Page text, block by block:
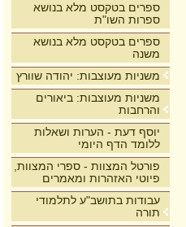
ספרים בטקסט מלא בנושא
ספרות השו"ת
ספרים בטקסט מלא בנושא
משנה
משניות מעוצבות: יהודה שוורץ
משניות מעוצבות: ביאורים
והרחבות
יוסף דעת - הערות ושאלות
ללומד הדף היומי
פורטל המצוות - ספרי המצוות,
פיוטי האזהרות ומאמרים
עבודות בתושב"ע לתלמודי
תורה